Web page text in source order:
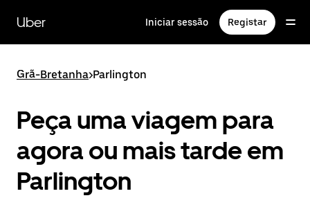
para
conteúdo
Uber Iniciar sessão Registar
Grã-Bretanha>Parlington
Peça uma viagem para
agora ou mais tarde em
Parlington